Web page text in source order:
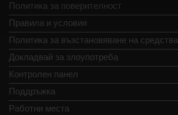
Политика за поверителност
Правила и условия
Политика за възстановяване на средства
Докладвай за злоупотреба
Контролен панел
Поддръжка
Работни места